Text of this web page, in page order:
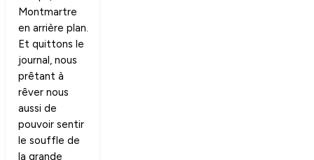
Montmartre
en arrière plan.
Et quittons le
journal, nous
prêtant à
rêver nous
aussi de
pouvoir sentir
le souffle de
la grande